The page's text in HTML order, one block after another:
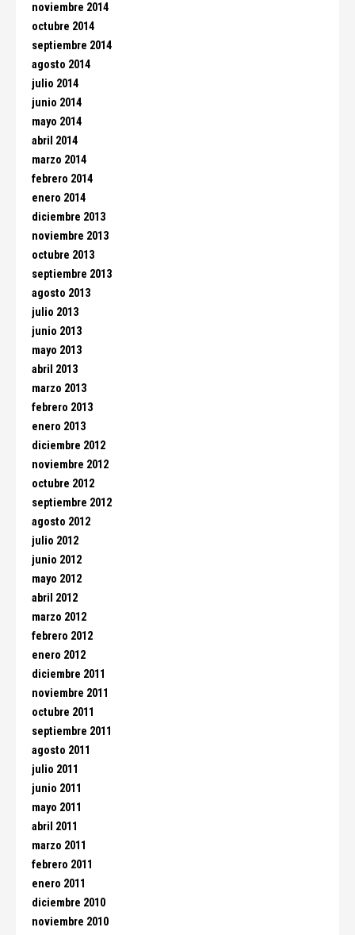
noviembre 2014
octubre 2014
septiembre 2014
agosto 2014
julio 2014
junio 2014
mayo 2014
abril 2014
marzo 2014
febrero 2014
enero 2014
diciembre 2013
noviembre 2013
octubre 2013
septiembre 2013
agosto 2013
julio 2013
junio 2013
mayo 2013
abril 2013
marzo 2013
febrero 2013
enero 2013
diciembre 2012
noviembre 2012
octubre 2012
septiembre 2012
agosto 2012
julio 2012
junio 2012
mayo 2012
abril 2012
marzo 2012
febrero 2012
enero 2012
diciembre 2011
noviembre 2011
octubre 2011
septiembre 2011
agosto 2011
julio 2011
junio 2011
mayo 2011
abril 2011
marzo 2011
febrero 2011
enero 2011
diciembre 2010
noviembre 2010